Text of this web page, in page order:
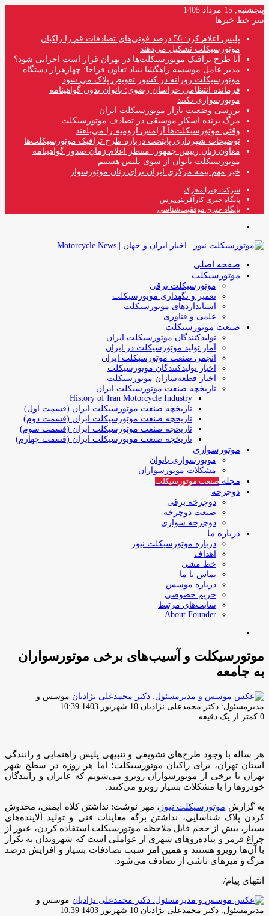
پنجشنبه, 15 مرداد 1405
سر خط خبرها
پلیس اعلام کرد: 56 درصد فوتی‌های تصادفات قم را راکبان
موتورسیکلت تشکیل می‌دهند
آیا طرح ترافیک موتورسیکلت‌ها در تهران قرار است اجرایی شود؟
مدیر عامل موسسه راهگشا بنیاد تعاون فراجا: چهارهزار دستگاه
موتورسیکلت روزانه در کشور تعویض پلاک می شود
فرمانده انتظامی خراسان رضوی: بانوان بدون گواهینامه
موتورسواری نکنند
بررسی وضعیت بازار موتورسیکلت ایران
مرگ برنده اسکار موسیقی در تصادف موتورسیکلت
وقتی موتورسیکلت‌ها آرامش ارومیه را می‌بلعند
توضیحات شهرداری پایتخت درباره طرح ترافیک موتورسیکلت‌ها
معاون زنان رییس جمهور: منتظر اعلام زمان صدور گواهینامه
موتورسیکلت بانوان از سوی پلیس هستیم
خبر مهم بیمه مرکزی ایران برای زنان موتورسوار
شرکت چترا محرک
پایگاه خبری کارآفرینی‌پرس
پایگاه خبری موفقیت‌شناسی
صفحه اصلی
موتورسیکلت
موتورسیکلت برقی
تعمیر و نگهداری موتورسیکلت
استانداردهای موتورسیکلت
علمی و فناوری
صنعت موتورسیکلت
تولیدکنندگان موتورسیکلت ایران
آمار تولید موتورسیکلت در ایران
انجمن صنعت موتورسیکلت ایران
اخبار تولیدکنندگان موتورسیکلت
اخبار قطعه‌سازان موتورسیکلت
تاریخچه صنعت موتورسیکلت ایران
History of Iran Motorcycle Industry
تاریخچه صنعت موتورسیکلت ایران (قسمت اول)
تاریخچه صنعت موتورسیکلت ایران (قسمت دوم)
تاریخچه صنعت موتورسیکلت ایران (قسمت سوم)
تاریخچه صنعت موتورسیکلت ایران (قسمت چهارم)
موتورسواری
موتورسواری بانوان
مشکلات موتورسواران
مجله صنعت موتورسیکلت
دوچرخه
دوچرخه برقی
صنعت دوچرخه
دوچرخه سواری
درباره ما
درباره موتورسیکلت نیوز
اهداف
خط مشی
تماس با ما
درباره موسس
حریم خصوصی
سایت‌های مرتبط
About Founder
موتورسیکلت و آسیب‌های برخی موتورسواران
به جامعه
موسس و
مدیرمسئول: دکتر محمدعلی نژادیان ارسال
10 شهریور 1403 10:39
0 کمتر از یک دقیقه
هر ساله با وجود طرح‌های تشویقی و تنبیهی پلیس راهنمایی و رانندگی
استان تهران، برای راکبان موتورسیکلت؛ اما هر روزه در سطح شهر
تهران با برخی از موتورسواران روبرو می‌شویم که عابران و رانندگان
خودروها را با مشکلات بسیار روبرو می‌کنند.
به گزارش موتورسیکلت نیوز ، مهر نوشت: نداشتن کلاه ایمنی، مخدوش
کردن پلاک شناسایی، نداشتن برگه معاینات فنی و تولید آلاینده‌های
بسیار، بیش از حجم قابل ملاحظه موتورسیکلت استفاده کردن، عبور از
چراغ قرمز و پیاده‌روهای شهری از عواملی است که شهروندان به تکرار
با آن‌ها روبرو هستند و همین امر سبب تصادفات بسیار و افزایش درصد
مرگ و میرهای ناشی از تصادف می‌شود.
انتهای پیام/
موسس و
مدیرمسئول: دکتر محمدعلی نژادیان ارسال
10 شهریور 1403 10:39